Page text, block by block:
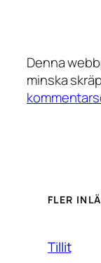
Denna
minska
FLER
Tillit